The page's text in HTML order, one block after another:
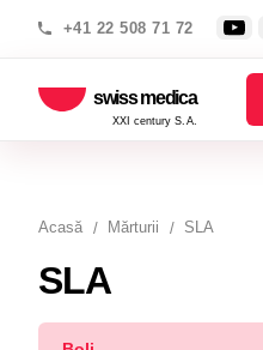
+41 22 508 71 72
swiss medica
XXI century S.A.
Acasă Mărturii SLA
SLA